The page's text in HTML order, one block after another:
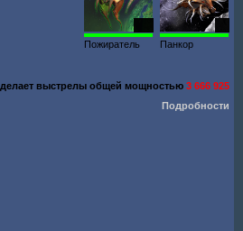
Пожиратель
Панкор
делает выстрелы общей мощностью3 666 925
Подробности